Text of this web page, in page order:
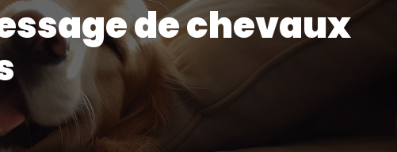
de chevaux